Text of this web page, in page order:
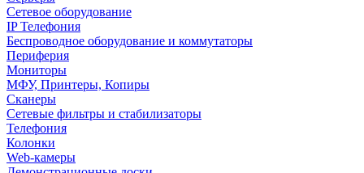
Сетевое оборудование
IP Телефония
Беспроводное оборудование и коммутаторы
Периферия
Мониторы
МФУ, Принтеры, Копиры
Сканеры
Сетевые фильтры и стабилизаторы
Телефония
Колонки
Web-камеры